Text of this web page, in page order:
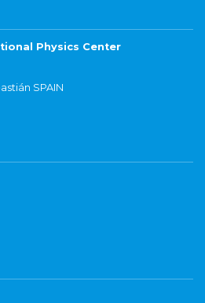
Physics Center
SPAIN